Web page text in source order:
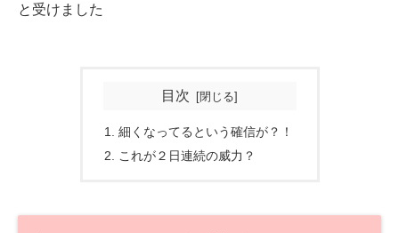
と受けました
目次
細くなってるという確信が？！
これが２日連続の威力？